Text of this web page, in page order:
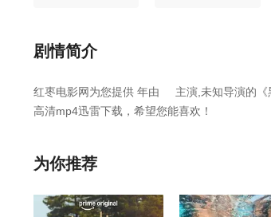
剧情简介
红枣电影网为您提供 年由
主演,未知导演的
高清mp4迅雷下载，希望您能喜欢！
往，他们必须找到一种合作的方式，在为时已晚
为你推荐